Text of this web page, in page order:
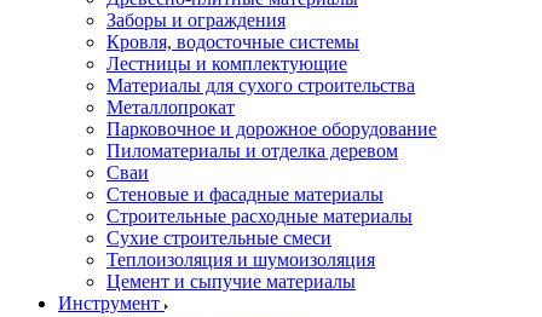
Заборы и ограждения
Кровля, водосточные системы
Лестницы и комплектующие
Материалы для сухого строительства
Металлопрокат
Парковочное и дорожное оборудование
Пиломатериалы и отделка деревом
Сваи
Стеновые и фасадные материалы
Строительные расходные материалы
Сухие строительные смеси
Теплоизоляция и шумоизоляция
Цемент и сыпучие материалы
Инструмент